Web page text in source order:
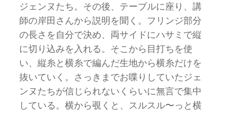
ジェンヌたち。その後、テーブルに座り、講
師の岸田さんから説明を聞く。フリンジ部分
の長さを自分で決め、両サイドにハサミで縦
に切り込みを入れる。そこから目打ちを使
い、縦糸と横糸で編んだ生地から横糸だけを
抜いていく。さっきまでお喋りしていたジェ
ンヌたちが信じられないくらいに無言で集中
している。横から覗くと、スルスル〜っと横